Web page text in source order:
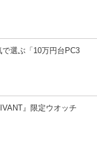
選ぶ「10万円台PC3
』限定ウオッチ